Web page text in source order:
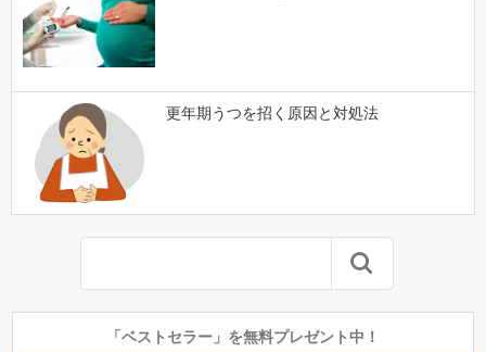
更年期うつを招く原因と対処法
「ベストセラー」を無料プレゼント中！